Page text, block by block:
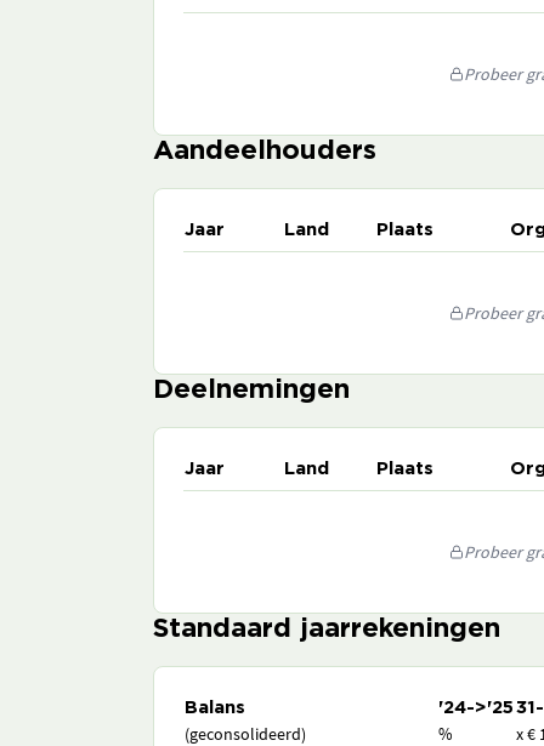
Probeer
Aandeelhouders
Jaar Land Plaats
Probeer
Deelnemingen
Jaar Land Plaats
Probeer
Standaard jaarrekeningen
Balans '24->'25
(geconsolideerd) % x €